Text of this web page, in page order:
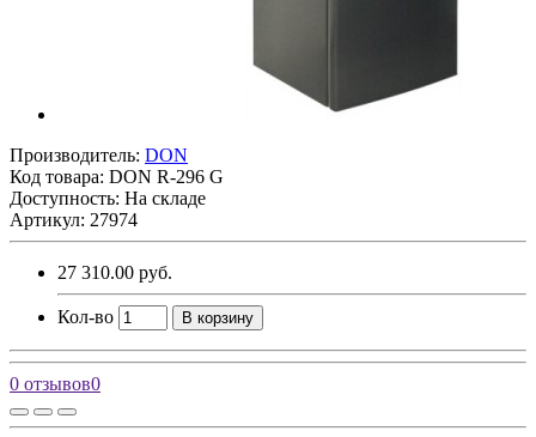
Производитель: DON
Код товара: DON R-296 G
Доступность: На складе
Артикул: 27974
27 310.00 руб.
Кол-во В корзину
0 отзывов0